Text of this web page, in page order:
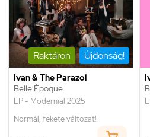
Raktáron Újdonság!
Ivan & The Parazol
Belle Époque
LP - Modernial 2025
Normál, fekete változat!